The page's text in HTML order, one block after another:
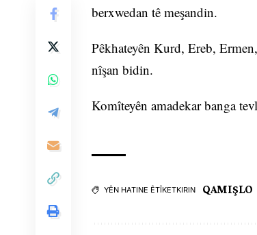
berxwedan tê meşandin.
Pêkhateyên Kurd, Ereb,
nîşan bidin.
Komîteyên amadekar banga
YÊN HATINE ÊTÎKETKIRIN QAMIŞLO